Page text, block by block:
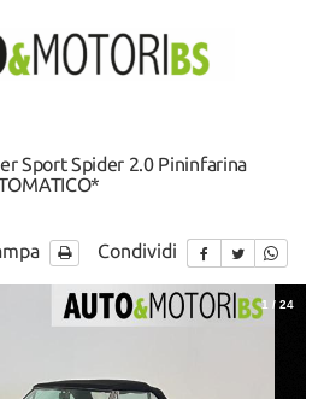
Sport Spider 2.0 Pininfarina
Condividi
1 / 24